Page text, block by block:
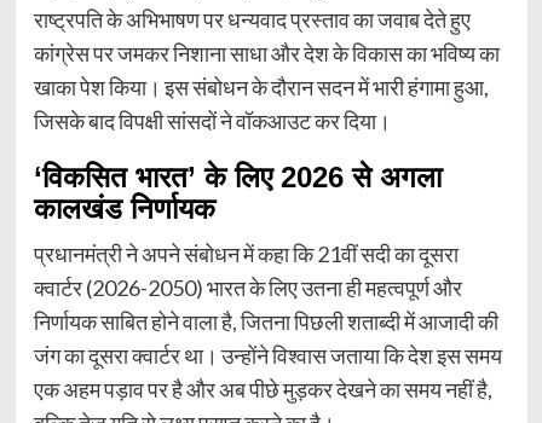
राष्ट्रपति के अभिभाषण पर धन्यवाद प्रस्ताव का जवाब देते हुए
कांग्रेस पर जमकर निशाना साधा और देश के विकास का भविष्य का
खाका पेश किया। इस संबोधन के दौरान सदन में भारी हंगामा हुआ,
जिसके बाद विपक्षी सांसदों ने वॉकआउट कर दिया।
‘विकसित भारत’ के लिए 2026 से अगला
कालखंड निर्णायक
प्रधानमंत्री ने अपने संबोधन में कहा कि 21वीं सदी का दूसरा
क्वार्टर (2026-2050) भारत के लिए उतना ही महत्वपूर्ण और
निर्णायक साबित होने वाला है, जितना पिछली शताब्दी में आजादी की
जंग का दूसरा क्वार्टर था। उन्होंने विश्वास जताया कि देश इस समय
एक अहम पड़ाव पर है और अब पीछे मुड़कर देखने का समय नहीं है,